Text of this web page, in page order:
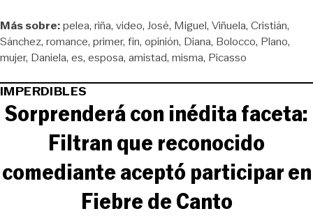
Más sobre:pelea riña video José Miguel Viñuela Cristián
Sánchez romance primer fin opinión Diana Bolocco Plano
mujer Daniela es esposa amistad misma Picasso
IMPERDIBLES
Sorprenderá con inédita faceta:
Filtran que reconocido
comediante aceptó participar en
Fiebre de Canto